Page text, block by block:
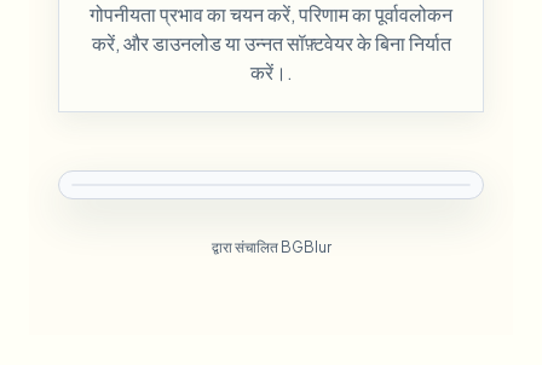
गोपनीयता प्रभाव का चयन करें, परिणाम का पूर्वावलोकन
करें, और डाउनलोड या उन्नत सॉफ़्टवेयर के बिना निर्यात
करें।.
द्वारा संचालित BGBlur